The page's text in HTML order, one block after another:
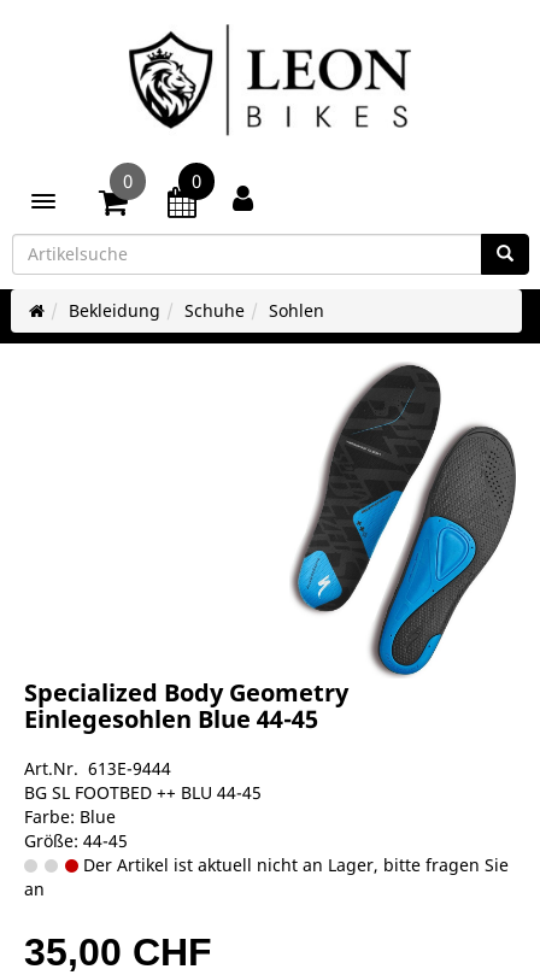
Toggle navigation
0 0
Bekleidung Schuhe Sohlen
Specialized Body Geometry
Einlegesohlen Blue 44-45
Art.Nr. 613E-9444
BG SL FOOTBED ++ BLU 44-45
Farbe: Blue
Größe: 44-45
Der Artikel ist aktuell nicht an Lager, bitte fragen Sie
an
35,00 CHF